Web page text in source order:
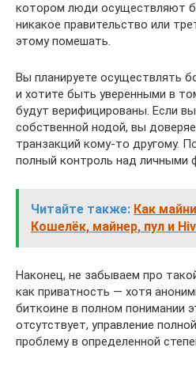
котором люди осуществляют
никакое правительство или
этому помешать.
Вы планируете осуществлять
и хотите быть уверенными в
будут верифицированы. Если
собственной нодой, вы
транзакций кому-то другому.
полный контроль над личными
Читайте также: Как
Кошелёк, майнер, пул и
Наконец, не забываем про
как приватность — хотя
биткоине в полном понимании
отсутствует, управление
проблему в определенной